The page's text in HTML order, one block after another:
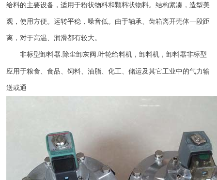
给料的主要设备，适用于粉状物料和颗料状物料。结构紧凑，造型美
观，使用方便。运转平稳，噪音低。由于轴承、齿箱离开壳体一段距
离，对于高温、润滑都有较大。
非标型卸料器. 除尘卸灰阀 .叶轮给料机，卸料机，卸料器非标型
应用于粮食、食品、饲料、油脂、化工、储运及其它工业中的气力输
送或通